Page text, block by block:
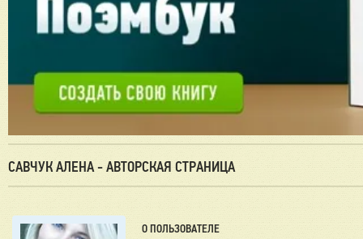
САВЧУК АЛЕНА - АВТОРСКАЯ СТРАНИЦА
О ПОЛЬЗОВАТЕЛЕ